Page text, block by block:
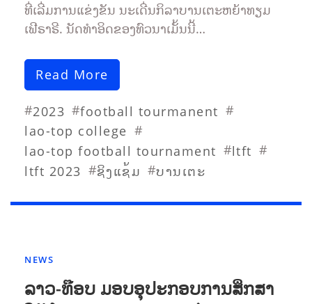
ທີ່ເລີ່ມການແຂ່ງຂັນ ນະເດີ່ນກິລາບານເຕະຫຍ້າທຽມ
ເຟີຣາຣີ. ນັດທຳອິດຂອງທົວນາເມັ້ນນີ້…
Read More
#2023 #football tourmanent #
lao-top college #
lao-top football tournament #ltft #
ltft 2023 #ຊິງແຊ້ມ #ບານເຕະ
NEWS
ລາວ-ທ໊ອບ ມອບອຸປະກອບການສຶກສາ